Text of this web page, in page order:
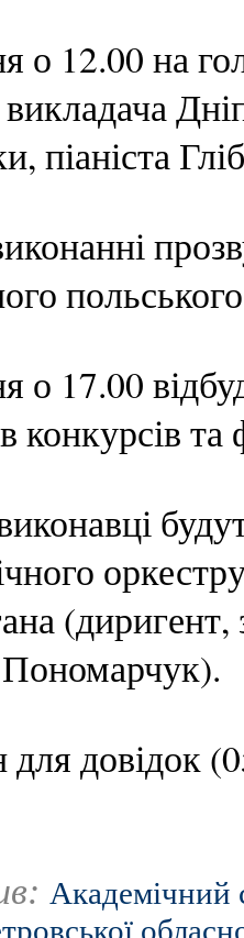
о 12.00 на
піаніста
о 17.00
конкурсів
(диригент,
Пономарчук).
довідок
Академічний